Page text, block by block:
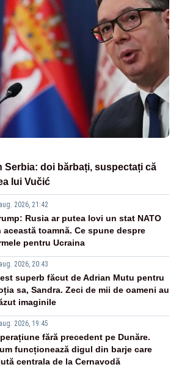
Serbia: doi bărbați, suspectați că
lui Vučić
2026, 21:42
Rusia ar putea lovi un stat NATO
această toamnă. Ce spune despre
pentru Ucraina
2026, 20:43
superb făcut de Adrian Mutu pentru
sa, Sandra. Zeci de mii de oameni au
imaginile
2026, 19:45
fără precedent pe Dunăre.
funcționează digul din barje care
centrala de la Cernavodă